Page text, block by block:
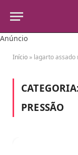
Anúncio
Início » lagarto assado
PRESSÃO